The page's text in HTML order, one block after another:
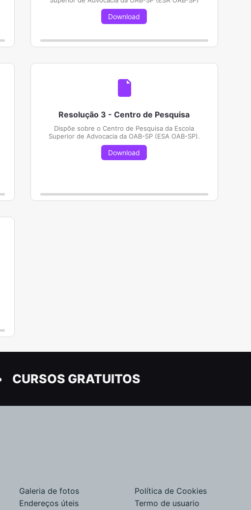
Download
Resolução 3 - Centro de Pesquisa
Dispõe sobre o Centro de Pesquisa da Escola
Superior de Advocacia da OAB-SP (ESA OAB-SP).
Download
CURSOS GRATUITOS
Galeria de fotos
Endereços úteis
Política de Cookies
Termo de usuario